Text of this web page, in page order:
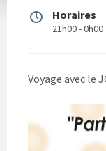
Horaires
21h00 - 0h00
Voyage avec le